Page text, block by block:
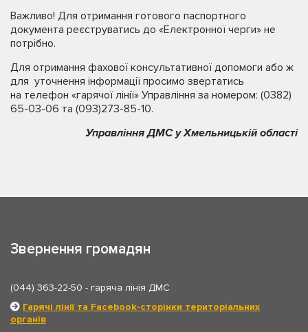
Важливо! Для отримання готового паспортного
документа реєструватись до «Електронної черги» не
потрібно.
Для отримання фахової консультативної допомоги або ж
для уточнення інформації просимо звертатись
на телефон «гарячої лінії» Управління за номером: (0382)
65-03-06 та (093)273-85-10.
Управління ДМС у Хмельницькій області
Звернення громадян
(044) 363-22-50 - гаряча лінія ДМС
Гарячі лінії та Facebook-сторінки територіальних
органів